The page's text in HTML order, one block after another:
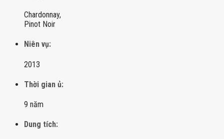
Chardonnay,
Pinot Noir
Niên vụ:
2013
Thời gian ủ:
9 năm
Dung tích: